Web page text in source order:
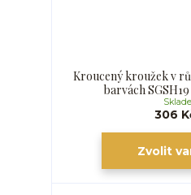
Kroucený kroužek v
barvách
306
Zvolit